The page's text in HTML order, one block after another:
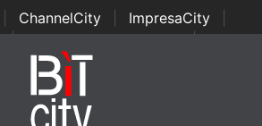
ChannelCity ImpresaCity
| Italian Channel Awards | Italian
Italian Security Awards